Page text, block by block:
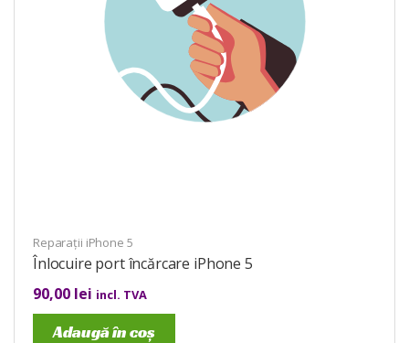
Reparații iPhone 5
Înlocuire port încărcare iPhone 5
90,00 lei incl. TVA
Adaugă în coș